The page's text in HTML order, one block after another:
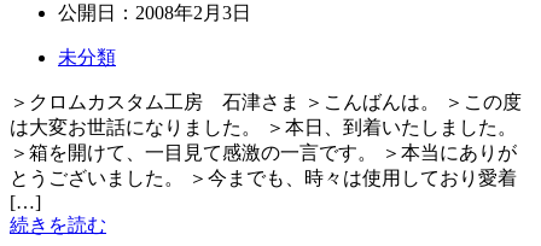
公開日： 2008年2月3日
未分類
＞クロムカスタム工房 石津さま ＞こんばんは。 ＞この度
は大変お世話になりました。 ＞本日、到着いたしました。
＞箱を開けて、一目見て感激の一言です。 ＞本当にありが
とうございました。 ＞今までも、時々は使用しており愛着
[…]
続きを読む